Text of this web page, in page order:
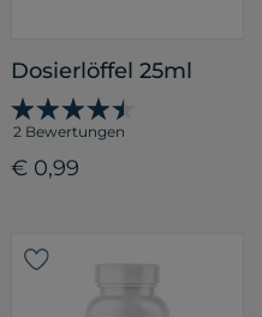
Dosierlöffel 25ml
2 Bewertungen
€ 0,99